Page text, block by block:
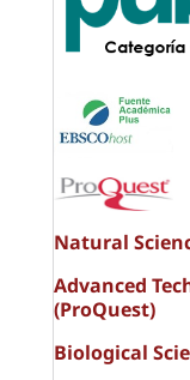
Natural
Advanced
(ProQuest)
Biological